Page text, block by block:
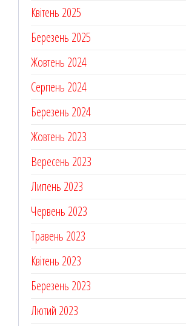
Квітень 2025
Березень 2025
Жовтень 2024
Серпень 2024
Березень 2024
Жовтень 2023
Вересень 2023
Липень 2023
Червень 2023
Травень 2023
Квітень 2023
Березень 2023
Лютий 2023